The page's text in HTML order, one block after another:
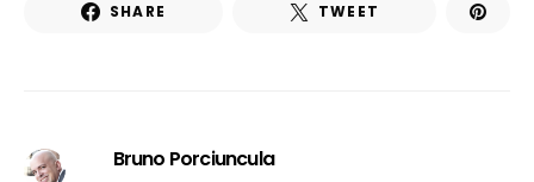
SHARE TWEET
Bruno Porciuncula